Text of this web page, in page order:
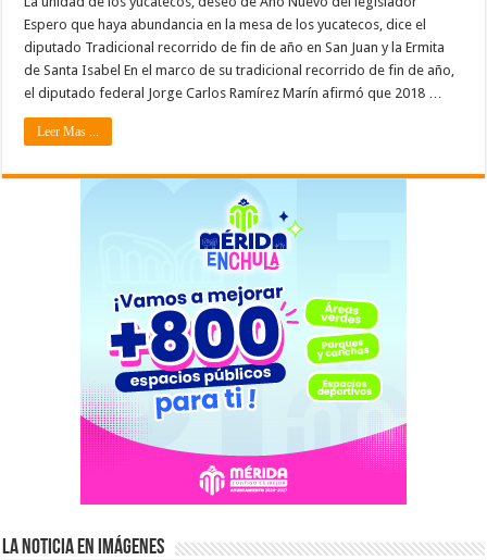
Espero que haya abundancia en la mesa de los yucatecos, dice el
diputado Tradicional recorrido de fin de año en San Juan y la Ermita
de Santa Isabel En el marco de su tradicional recorrido de fin de año,
el diputado federal Jorge Carlos Ramírez Marín afirmó que 2018 …
Leer Mas ...
La Noticia en Imágenes